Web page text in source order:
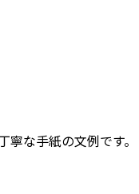
な手紙の文例です。